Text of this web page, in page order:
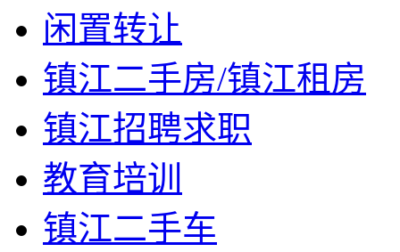
闲置转让
镇江二手房/镇江租房
镇江招聘求职
教育培训
镇江二手车